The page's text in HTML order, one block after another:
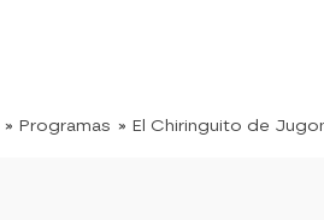
» Programas » El Chiringuito de